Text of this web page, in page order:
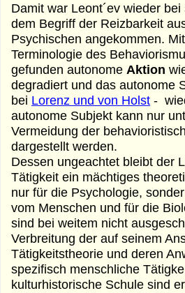
Damit war Leont´ev wieder
dem Begriff der Reizbarkeit
Psychischen angekommen.
Terminologie des
gefunden autonome Aktion
degradiert und das autonome
bei Lorenz und von Holst -
autonome Subjekt kann nur
Vermeidung der
dargestellt werden.
Dessen ungeachtet bleibt der
Tätigkeit ein mächtiges
nur für die Psychologie,
vom Menschen und für die
sind bei weitem nicht
Verbreitung der auf seinem
Tätigkeitstheorie und deren
spezifisch menschliche
kulturhistorische Schule sind